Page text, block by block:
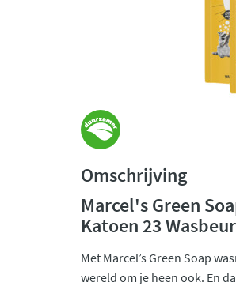
Omschrijving
Marcel's Green
Katoen 23
Met Marcel’s Green Soap
wereld om je heen ook. En